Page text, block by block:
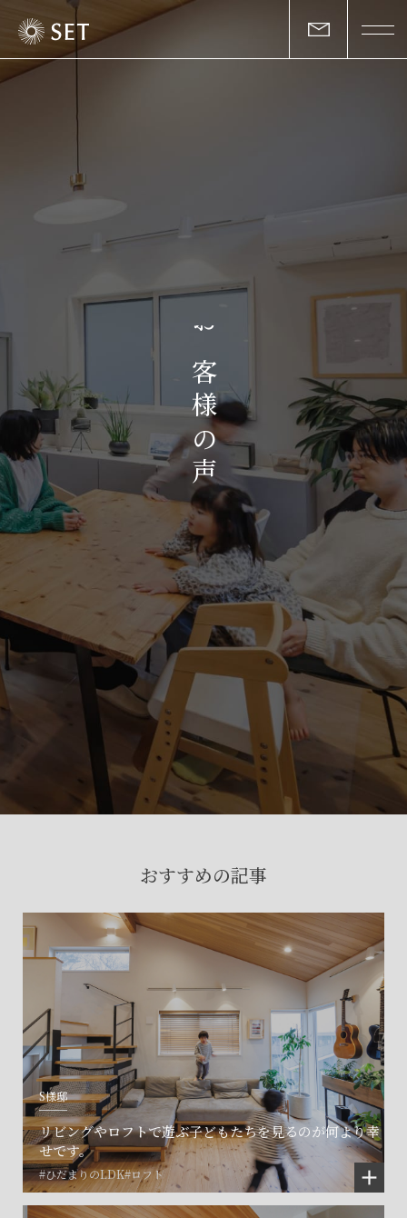
お
客
様
の
声
おすすめの記事
S様邸
リビングやロフトで遊ぶ子どもたちを見るのが何より幸
せです。
#ひだまりのLDK#ロフト
物件一覧
お客様の声
お知らせ・イベント
会社概要・アクセス
スタッフ紹介
プライバシーポリシー
賃貸管理サイトはこちら
会社に関することや物件についての
お問い合わせはこちらから
土地の活用・賃貸経営に関する
ご相談はこちら
関連施設一覧
©SET inc.